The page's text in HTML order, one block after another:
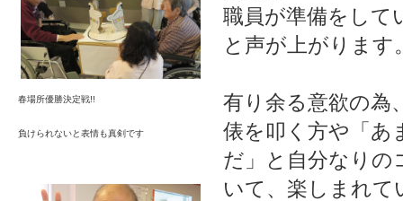
春場所優勝決定戦!!
負けられないと表情も真剣です
職員が準備をして
と声が上がります
有り余る意欲の為
俵を叩く方や「あ
だ」と自分なりの
いて、楽しまれて